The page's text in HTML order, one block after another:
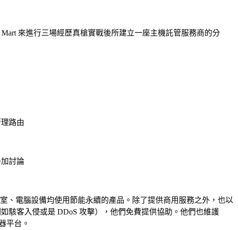
來進行三場經歷真槍實戰後所建立一座主機託管服務商的分
路由
討論
、電腦設備均使用節能永續的產品。除了提供商用服務之外，也以
駭客入侵或是 DDoS 攻擊），他們免費提供協助。他們也維護
平台。